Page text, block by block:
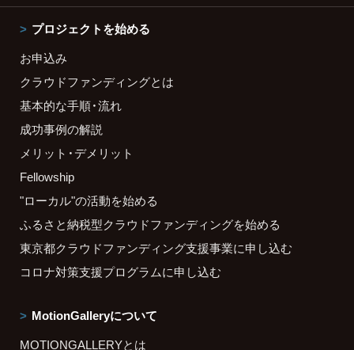
プロジェクトを始める
お申込み
クラウドファンディングとは
基本的な手順・流れ
成功事例の解説
メリット・デメリット
Fellowship
"ローカル"の活動を始める
ふるさと納税型クラウドファンディングを始める
東京都クラウドファンディング支援事業に申し込む
コロナ対策支援プログラムに申し込む
MotionGalleryについて
MOTIONGALLERYとは